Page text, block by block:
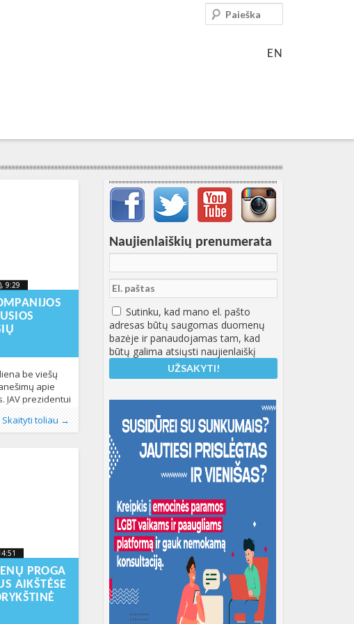
EN
Paieška
Svarbių įrašų meniu
Naujienlaiškių prenumerata
Sutinku, kad mano el. pašto
adresas būtų saugomas duomenų
bazėje ir panaudojamas tam, kad
būtų galima atsiųsti naujienlaiškį
9:29
9:29
2014-08-
26T09:31:51+00:00
be viešų
apie
JAV prezidentui
2014 metų
šalies ir viso
konkuruoti
Skaityti toliau →
,privatus
2014-06-
09T11:42:27+00:00
PROGA
AIKŠTĖSE